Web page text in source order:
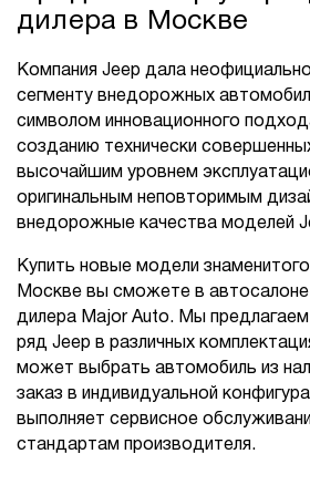
дилера в Москве
Компания Jeep дала
сегменту внедорожных
символом инновационного
созданию технически
высочайшим уровнем
оригинальным неповторимым
внедорожные качества моделей
Купить новые модели
Москве вы сможете в
дилера Major Auto. Мы
ряд Jeep в различных
может выбрать автомобиль из
заказ в индивидуальной
выполняет сервисное
стандартам производителя.